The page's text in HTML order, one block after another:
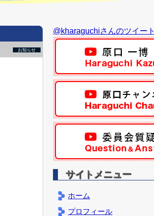
お知らせ
@kharaguchiさんのツイート
サイトメニュー
ホーム
プロフィール